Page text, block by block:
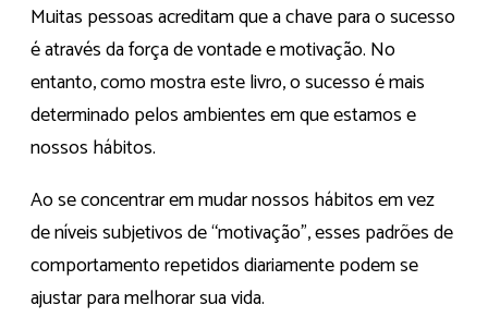
Muitas pessoas acreditam que a chave para o sucesso
é através da força de vontade e motivação. No
entanto, como mostra este livro, o sucesso é mais
determinado pelos ambientes em que estamos e
nossos hábitos.
Ao se concentrar em mudar nossos hábitos em vez
de níveis subjetivos de “motivação”, esses padrões de
comportamento repetidos diariamente podem se
ajustar para melhorar sua vida.